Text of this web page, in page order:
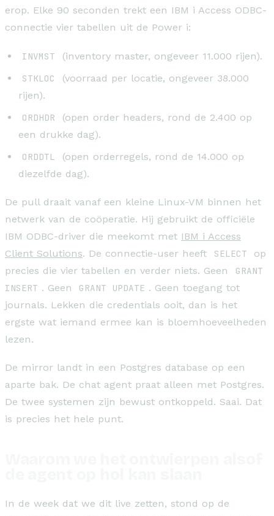
erop. Elke 90 seconden trekt een IBM i Access ODBC-
connectie vier tabellen uit de Power i:
INVMST
(inventory master, ongeveer 11.000 rijen).
STKLOC
(voorraad per locatie, ongeveer 38.000
rijen).
ORDHDR
(open order headers, rond de 2.400 op
een drukke dag).
ORDDTL
(open orderregels, rond de 14.000 op
diezelfde dag).
De pull draait vanaf een kleine Linux-VM binnen het
netwerk van de coöperatie. Hij gebruikt de officiële
IBM ODBC-driver die meekomt met IBM i Access
Client Solutions. De connectie-user heeft SELECT
op
precies die vier tabellen en verder niets. Geen
GRANT
INSERT . Geen GRANT UPDATE . Geen toegang tot
journals. Lekken die credentials ooit, dan is het
ergste wat iemand ermee kan is bloemhoeveelheden
lezen.
De mirror landt in een Postgres database op een
aparte bak. De chat agent praat alleen met Postgres.
De twee systemen zijn bewust ontkoppeld. Saai. Dat
is precies het hele punt.
In de week dat we dit live zetten, stond op de